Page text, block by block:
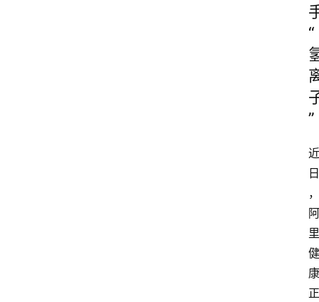
“
”
近
日
，
阿
里
健
康
正